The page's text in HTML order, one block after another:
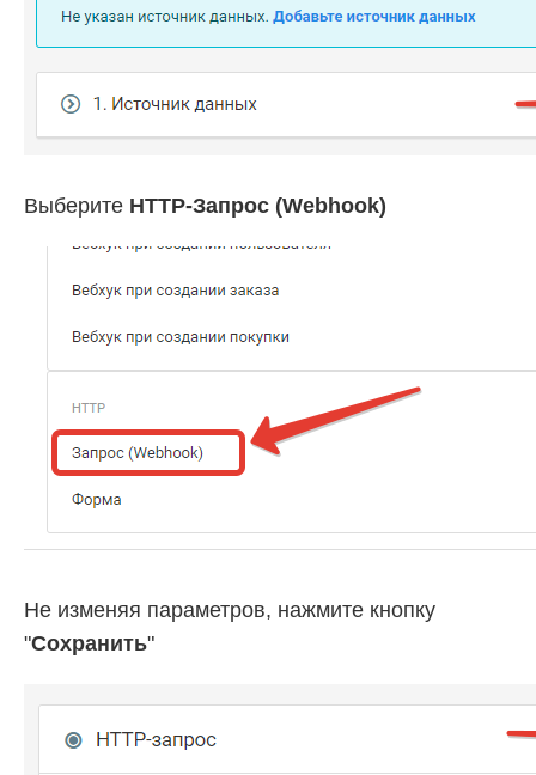
Выберите HTTP-Запрос (Webhook)
Не изменяя параметров, нажмите кнопку
"Сохранить"